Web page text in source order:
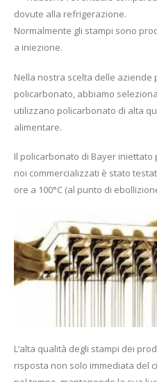
dovute alla refrigerazione.
Normalmente gli stampi sono
a iniezione.
Nella nostra scelta delle aziende
policarbonato, abbiamo
utilizzano policarbonato di alta
alimentare.
Il policarbonato di Bayer
noi commercializzati è stato
ore a 100°C (al punto di
L’alta qualità degli stampi dei
risposta non solo immediata del